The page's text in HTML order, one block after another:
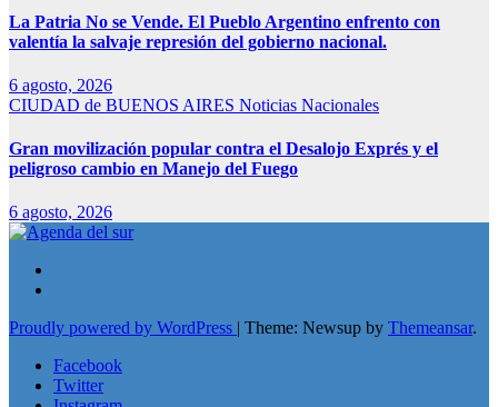
La Patria No se Vende. El Pueblo Argentino enfrento con
valentía la salvaje represión del gobierno nacional.
6 agosto, 2026
CIUDAD de BUENOS AIRES Noticias Nacionales
Gran movilización popular contra el Desalojo Exprés y el
peligroso cambio en Manejo del Fuego
6 agosto, 2026
Proudly powered by WordPress | Theme: Newsup by Themeansar.
Facebook
Twitter